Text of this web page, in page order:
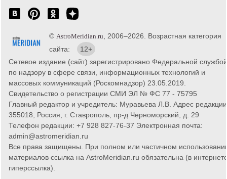
© AstroMeridian.ru, 2006–2026. Возрастная категория
сайта:
12+
Сетевое издание (сайт) зарегистрировано Федеральной службой
по надзору в сфере связи, информационных технологий и
массовых коммуникаций (Роскомнадзор) 23.05.2019.
Свидетельство о регистрации СМИ ЭЛ № ФС 77 - 75795
Главный редактор и учредитель: Муравьева Л.В. Адрес
355018, Россия, г. Ставрополь, пр-д Черноморский, д. 29
Телефон редакции: +7 928 827-76-37 Электронная почта:
admin@astromeridian.ru
Все права защищены. При полном или частичном
материалов ссылка на AstroMeridian.ru обязательна (в
гиперссылка).